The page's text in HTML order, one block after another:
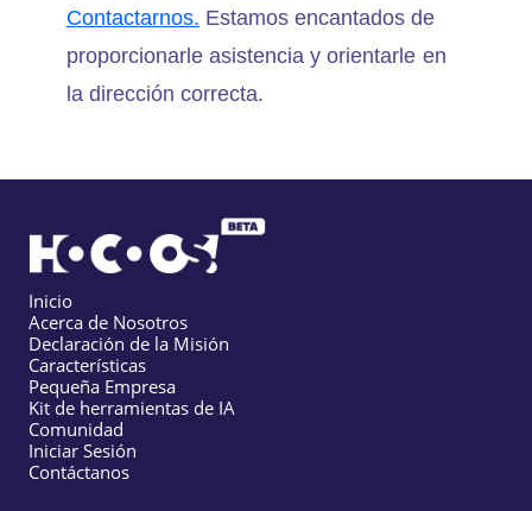
Contactarnos. Estamos encantados de
proporcionarle asistencia y orientarle en
la dirección correcta.
Inicio
Acerca de Nosotros
Declaración de la Misión
Características
Pequeña Empresa
Kit de herramientas de IA
Comunidad
Iniciar Sesión
Contáctanos